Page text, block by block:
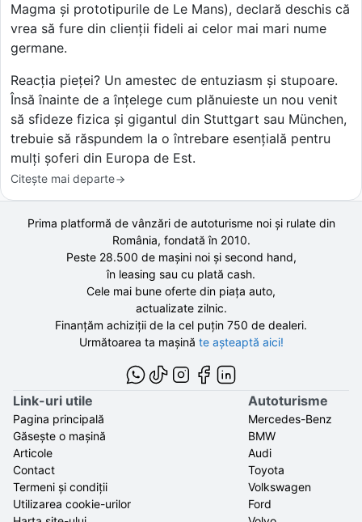
Magma și prototipurile de Le Mans), declară deschis că
vrea să fure din clienții fideli ai celor mai mari nume
germane.
Reacția pieței? Un amestec de entuziasm și stupoare.
Însă înainte de a înțelege cum plănuieste un nou venit
să sfideze fizica și gigantul din Stuttgart sau München,
trebuie să răspundem la o întrebare esențială pentru
mulți șoferi din Europa de Est.
Citește mai departe
Prima platformă de vânzări de autoturisme noi și rulate din
România, fondată în 2010.
Peste 28.500 demașini noi și second hand,
în leasing sau cu plată cash.
Cele mai bune oferte din piața auto,
actualizate zilnic.
Finanțăm achiziții de la cel puțin 750 de dealeri.
Următoarea ta mașină te așteaptă aici!
Link-uri utile
Pagina principală
Găsește o mașină
Articole
Contact
Termeni și condiții
Utilizarea cookie-urilor
Autoturisme
Mercedes-Benz
BMW
Audi
Toyota
Volkswagen
Ford